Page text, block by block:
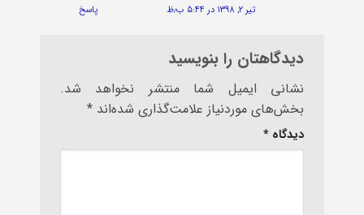
تیر ۲, ۱۳۹۸ در ۵:۴۴ ب٫ظ پاسخ
دیدگاهتان را بنویسید
نشانی ایمیل شما منتشر نخواهد شد.
بخش‌های موردنیاز علامت‌گذاری شده‌اند *
دیدگاه *